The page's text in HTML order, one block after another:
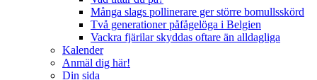
Många slags pollinerare ger större bomullsskörd
Två generationer påfågelöga i Belgien
Vackra fjärilar skyddas oftare än alldagliga
Kalender
Anmäl dig här!
Din sida